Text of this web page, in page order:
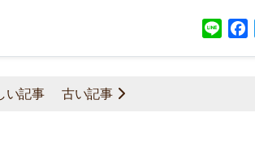
Line
い記事 古い記事